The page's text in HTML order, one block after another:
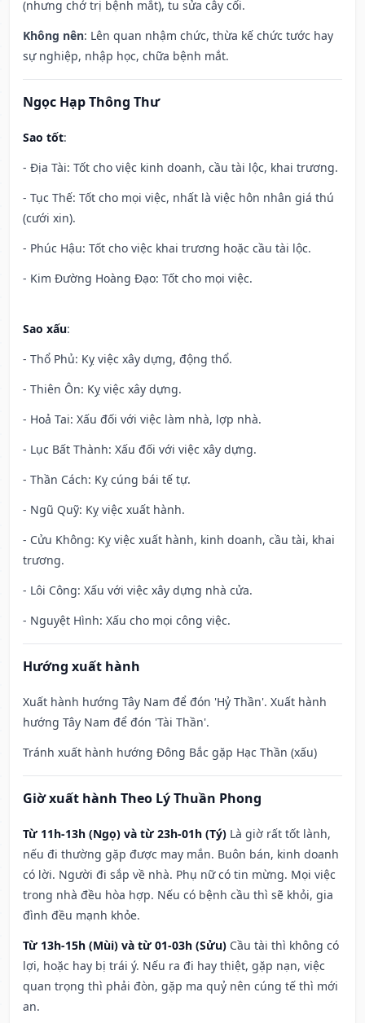
(nhưng chớ trị bệnh mắt), tu sửa cây cối.
Không nên: Lên quan nhậm chức, thừa kế chức tước hay
sự nghiệp, nhập học, chữa bệnh mắt.
Ngọc Hạp Thông Thư
Sao tốt:
- Địa Tài: Tốt cho việc kinh doanh, cầu tài lộc, khai trương.
- Tục Thế: Tốt cho mọi việc, nhất là việc hôn nhân giá thú
(cưới xin).
- Phúc Hậu: Tốt cho việc khai trương hoặc cầu tài lộc.
- Kim Đường Hoàng Đạo: Tốt cho mọi việc.
Sao xấu:
- Thổ Phủ: Kỵ việc xây dựng, động thổ.
- Thiên Ôn: Kỵ việc xây dựng.
- Hoả Tai: Xấu đối với việc làm nhà, lợp nhà.
- Lục Bất Thành: Xấu đối với việc xây dựng.
- Thần Cách: Kỵ cúng bái tế tự.
- Ngũ Quỹ: Kỵ việc xuất hành.
- Cửu Không: Kỵ việc xuất hành, kinh doanh, cầu tài, khai
trương.
- Lôi Công: Xấu với việc xây dựng nhà cửa.
- Nguyệt Hình: Xấu cho mọi công việc.
Hướng xuất hành
Xuất hành hướng Tây Nam để đón 'Hỷ Thần'. Xuất hành
hướng Tây Nam để đón 'Tài Thần'.
Tránh xuất hành hướng Đông Bắc gặp Hạc Thần (xấu)
Giờ xuất hành Theo Lý Thuần Phong
Từ 11h-13h (Ngọ) và từ 23h-01h (Tý) Là giờ rất tốt lành,
nếu đi thường gặp được may mắn. Buôn bán, kinh doanh
có lời. Người đi sắp về nhà. Phụ nữ có tin mừng. Mọi việc
trong nhà đều hòa hợp. Nếu có bệnh cầu thì sẽ khỏi, gia
đình đều mạnh khỏe.
Từ 13h-15h (Mùi) và từ 01-03h (Sửu) Cầu tài thì không có
lợi, hoặc hay bị trái ý. Nếu ra đi hay thiệt, gặp nạn, việc
quan trọng thì phải đòn, gặp ma quỷ nên cúng tế thì mới
an.